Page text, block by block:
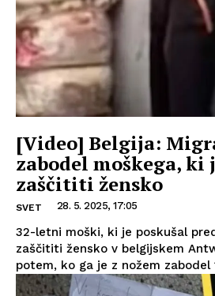
[Video] Belgija:
zabodel moškega, ki
zaščititi žensko
SVET 28. 5. 2025, 17:05
32-letni moški, ki je poskušal
zaščititi žensko v belgijskem
potem, ko ga je z nožem